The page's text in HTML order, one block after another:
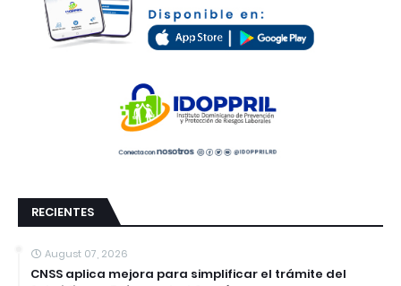
RECIENTES
August 07, 2026
CNSS aplica mejora para simplificar el trámite del